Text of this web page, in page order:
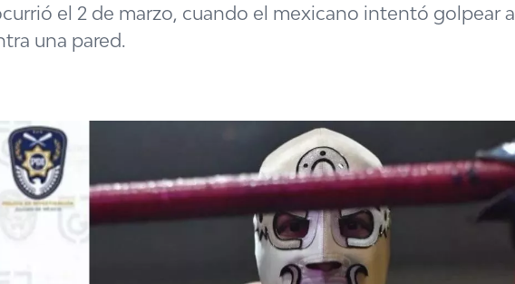
el 2 de marzo, cuando el mexicano intentó golpear a
una pared.